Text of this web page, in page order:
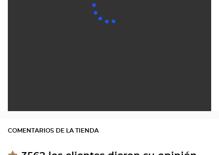
COMENTARIOS DE LA TIENDA